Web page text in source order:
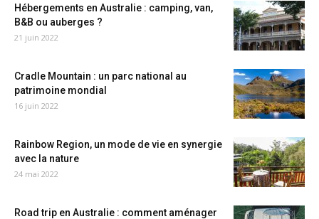
Hébergements en Australie : camping, van,
B&B ou auberges ?
21 juin 2022
Cradle Mountain : un parc national au
patrimoine mondial
16 juin 2022
Rainbow Region, un mode de vie en synergie
avec la nature
24 mai 2022
Road trip en Australie : comment aménager